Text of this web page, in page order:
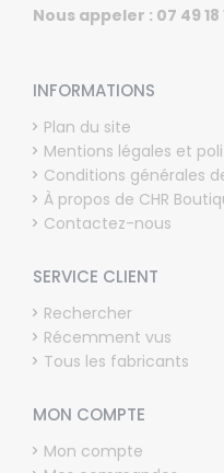
Nous appeler : 07 49 18
INFORMATIONS
Plan du site
Mentions légales et
Conditions générales
À propos de CHR
Contactez-nous
SERVICE CLIENT
Rechercher
Récemment vus
Tous les fabricants
MON COMPTE
Mon compte